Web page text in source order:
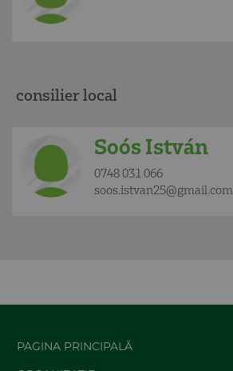
consilier local
Soós István
0748 031 066
soos.istvan25@gmail.com
PAGINA PRINCIPALĂ